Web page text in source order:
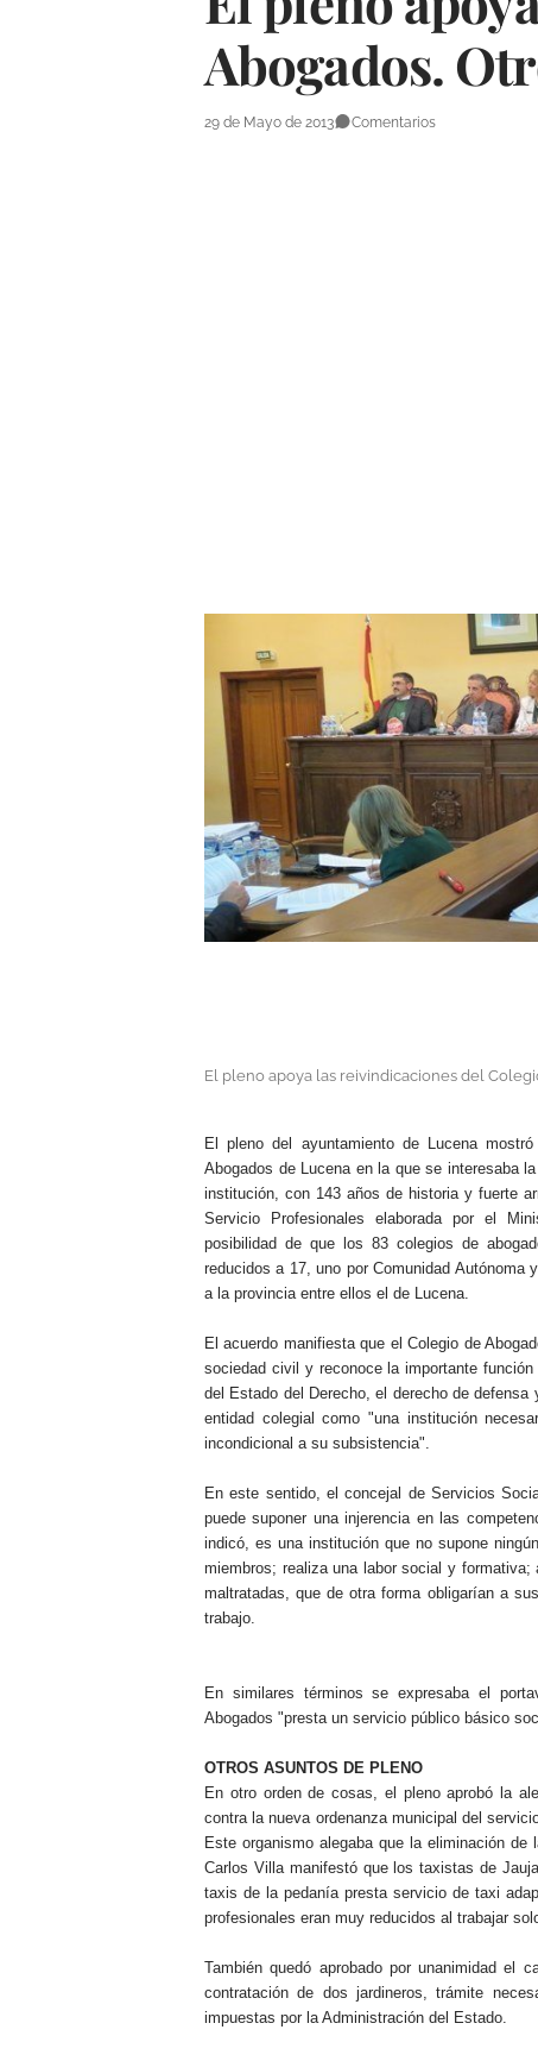
Abogados.
29 de Mayo de 2013 Comentarios
El pleno apoya las reivindicaciones del
El pleno del ayuntamiento de Lucena
Abogados de Lucena en la que se interesaba
institución, con 143 años de historia y fuerte
Servicio Profesionales elaborada por el
posibilidad de que los 83 colegios de
reducidos a 17, uno por Comunidad
a la provincia entre ellos el de Lucena.
El acuerdo manifiesta que el Colegio de
sociedad civil y reconoce la importante
del Estado del Derecho, el derecho de
entidad colegial como "una institución
incondicional a su subsistencia".
En este sentido, el concejal de Servicios
puede suponer una injerencia en las
indicó, es una institución que no supone
miembros; realiza una labor social y
maltratadas, que de otra forma obligarían a
trabajo.
En similares términos se expresaba el
Abogados "presta un servicio público básico
OTROS ASUNTOS DE PLENO
En otro orden de cosas, el pleno aprobó la
contra la nueva ordenanza municipal del
Este organismo alegaba que la eliminación
Carlos Villa manifestó que los taxistas de
taxis de la pedanía presta servicio de taxi
profesionales eran muy reducidos al trabajar
También quedó aprobado por unanimidad el
contratación de dos jardineros, trámite
impuestas por la Administración del Estado.